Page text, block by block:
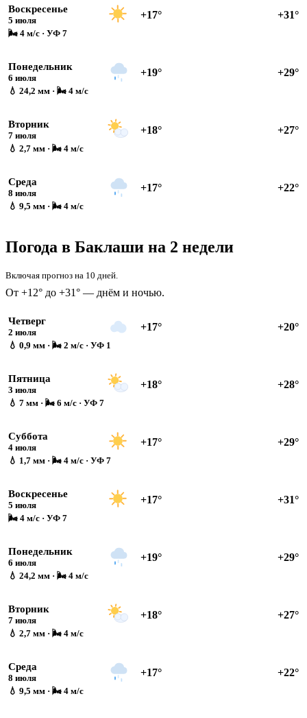
Воскресенье
5 июля +17° +31°
🌬 4 м/с · УФ 7
Понедельник
6 июля +19° +29°
💧 24,2 мм · 🌬 4 м/с
Вторник
7 июля +18° +27°
💧 2,7 мм · 🌬 4 м/с
Среда
8 июля +17° +22°
💧 9,5 мм · 🌬 4 м/с
Погода в Баклаши на 2 недели
Включая прогноз на 10 дней.
От +12° до +31° — днём и ночью.
Четверг
2 июля +17° +20°
💧 0,9 мм · 🌬 2 м/с · УФ 1
Пятница
3 июля +18° +28°
💧 7 мм · 🌬 6 м/с · УФ 7
Суббота
4 июля +17° +29°
💧 1,7 мм · 🌬 4 м/с · УФ 7
Воскресенье
5 июля +17° +31°
🌬 4 м/с · УФ 7
Понедельник
6 июля +19° +29°
💧 24,2 мм · 🌬 4 м/с
Вторник
7 июля +18° +27°
💧 2,7 мм · 🌬 4 м/с
Среда
8 июля +17° +22°
💧 9,5 мм · 🌬 4 м/с